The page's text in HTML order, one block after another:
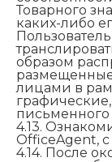
Товарного
каких-либо
образом
лицами в
письменного
4.13.
OfficeAgent,
4.14. После